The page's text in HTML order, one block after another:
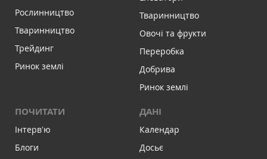
Рослинництво
Тваринництво
Трейдинг
Ринок землі
Тваринництво
Овочі та фрукти
Переробка
Добрива
Ринок землі
ПОЧИТАТИ
Інтервʼю
Блоги
ДАНІ
Календар
Досьє